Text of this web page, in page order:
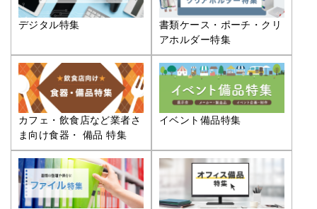
デジタル特集
書類ケース・ポーチ・クリ
アホルダー特集
カフェ・飲食店など業者さ
ま向け食器・ 備品 特集
イベント備品特集